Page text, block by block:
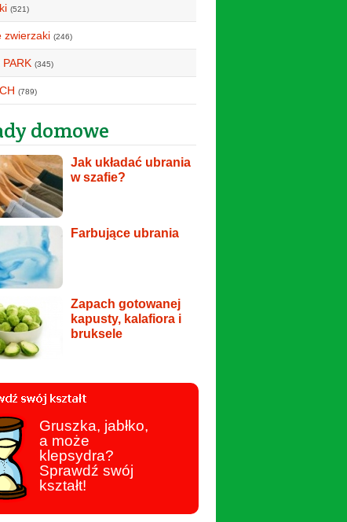
(521)
zwierzaki (246)
PARK (345)
(789)
domowe
Jak układać ubrania
w szafie?
Farbujące ubrania
Zapach gotowanej
kapusty, kalafiora i
bruksele
Gruszka, jabłko,
a może
klepsydra?
Sprawdź swój
kształt!